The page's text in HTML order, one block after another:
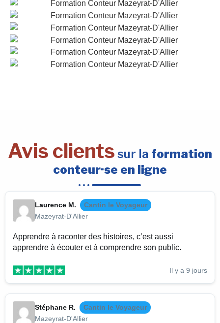
Avis clients sur la formation
conteur·se en ligne
Laurence M.
Cantin le Voyageur
Mazeyrat-D'Allier
Apprendre à raconter des histoires, c’est aussi
apprendre à écouter et à comprendre son public.
Il y a 9 jours
Stéphane R.
Cantin le Voyageur
Mazeyrat-D'Allier